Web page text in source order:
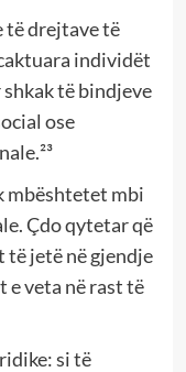
të drejtave të
individët
të bindjeve
ose
mbështetet mbi
Çdo qytetar që
të jetë në gjendje
e veta në rast të
si të